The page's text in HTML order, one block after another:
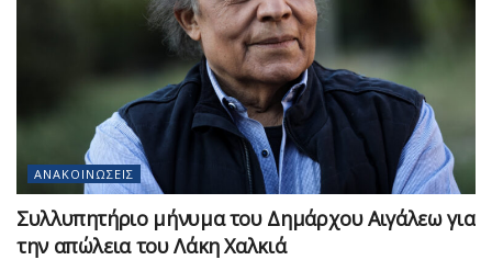
ΑΝΑΚΟΙΝΏΣΕΙΣ
Συλλυπητήριο μήνυμα του Δημάρχου Αιγάλεω για
την απώλεια του Λάκη Χαλκιά